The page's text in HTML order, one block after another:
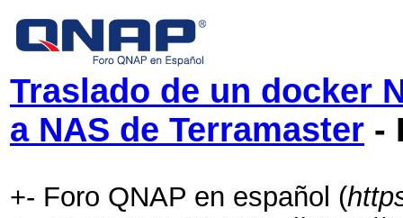
Traslado de un docker
a NAS de Terramaster -
+- Foro QNAP en español (